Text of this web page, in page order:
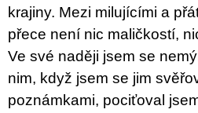
krajiny. Mezi milujícími a
přece není nic maličkostí,
Ve své naději jsem se
nim, když jsem se jim
poznámkami, pociťoval